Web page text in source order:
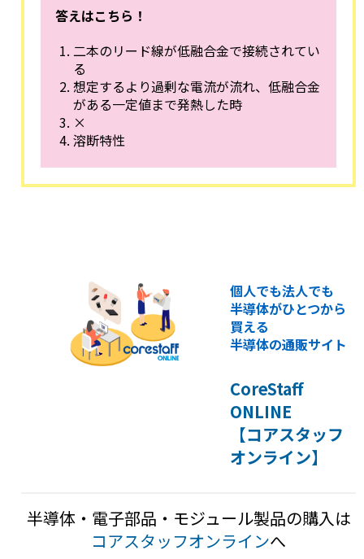
答えはこちら！
二本のリード線が低融合金で接続されてい
る
想定するより過剰な電流が流れ、低融合金
がある一定値まで発熱した時
×
溶断特性
個人でも法人でも
半導体がひとつから
買える
半導体の通販サイト
CoreStaff
ONLINE
【コアスタッフ
オンライン】
半導体・電子部品・モジュール製品の購入は
コアスタッフオンラインへ